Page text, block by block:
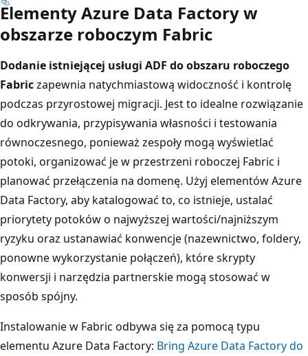
Elementy Azure Data Factory w
obszarze roboczym Fabric
Dodanie istniejącej usługi ADF do obszaru roboczego
Fabriczapewnia natychmiastową widoczność i kontrolę
podczas przyrostowej migracji. Jest to idealne rozwiązanie
do odkrywania, przypisywania własności i testowania
równoczesnego, ponieważ zespoły mogą wyświetlać
potoki, organizować je w przestrzeni roboczej Fabric i
planować przełączenia na domenę. Użyj elementów Azure
Data Factory, aby katalogować to, co istnieje, ustalać
priorytety potoków o najwyższej wartości/najniższym
ryzyku oraz ustanawiać konwencje (nazewnictwo, foldery,
ponowne wykorzystanie połączeń), które skrypty
konwersji i narzędzia partnerskie mogą stosować w
sposób spójny.
Instalowanie w Fabric odbywa się za pomocą typu
elementu Azure Data Factory: Bring Azure Data Factory do